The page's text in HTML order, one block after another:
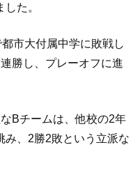
た。
市大付属中学に敗戦し
連勝し、プレーオフに進
Bチームは、他校の2年
、 2勝2敗という立派な